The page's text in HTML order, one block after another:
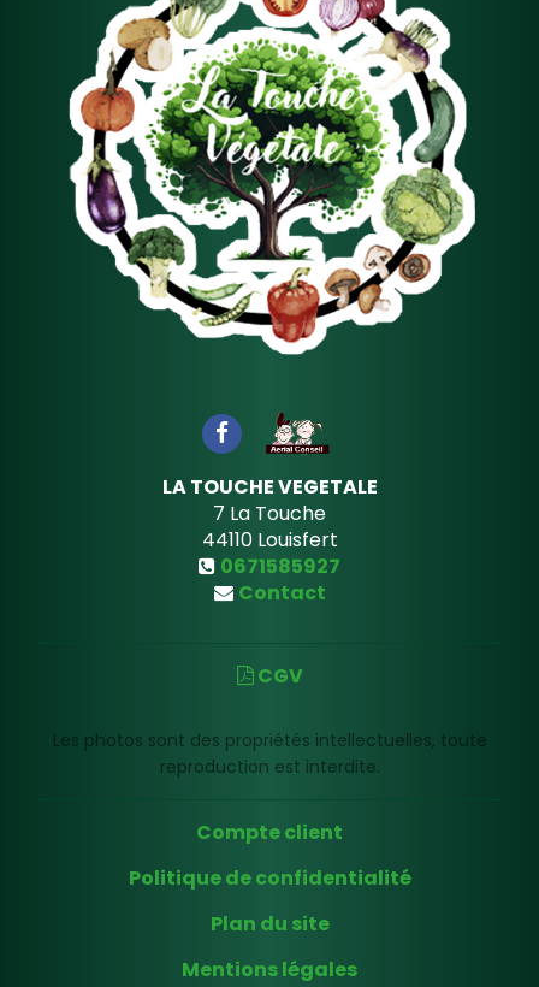
LA TOUCHE VEGETALE
7 La Touche
44110 Louisfert
0671585927
Contact
CGV
Les photos sont des propriétés intellectuelles, toute
reproduction est interdite.
Compte client
Politique de confidentialité
Plan du site
Mentions légales